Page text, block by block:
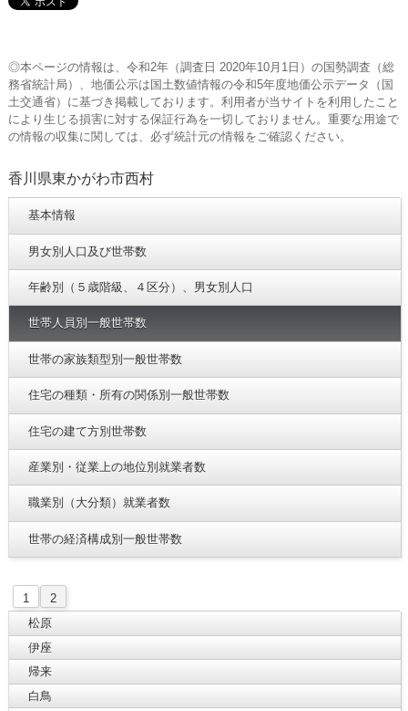
◎本ページの情報は、令和2年（調査日 2020年10月1日）の国勢調査（総
務省統計局）、地価公示は国土数値情報の令和5年度地価公示データ（国
土交通省）に基づき掲載しております。利用者が当サイトを利用したこと
により生じる損害に対する保証行為を一切しておりません。重要な用途で
の情報の収集に関しては、必ず統計元の情報をご確認ください。
香川県東かがわ市西村
基本情報
男女別人口及び世帯数
年齢別（５歳階級、４区分）、男女別人口
世帯人員別一般世帯数
世帯の家族類型別一般世帯数
住宅の種類・所有の関係別一般世帯数
住宅の建て方別世帯数
産業別・従業上の地位別就業者数
職業別（大分類）就業者数
世帯の経済構成別一般世帯数
1
2
松原
伊座
帰来
白鳥